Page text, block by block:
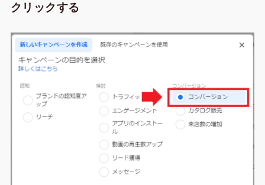
クリックする